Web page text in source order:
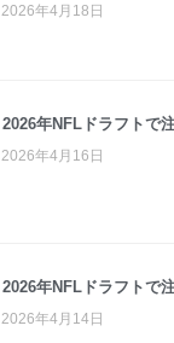
2026年4月18日
2026年NFLドラフトで
2026年4月16日
2026年NFLドラフトで
2026年4月14日